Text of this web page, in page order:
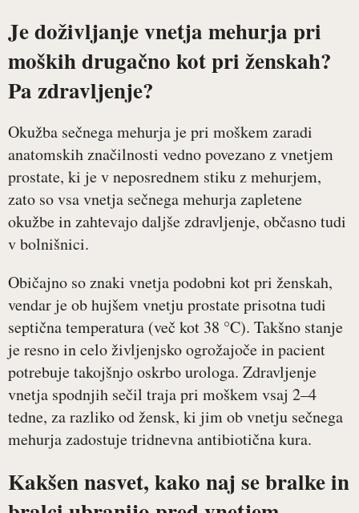
Je doživljanje vnetja mehurja pri
moških drugačno kot pri ženskah?
Pa zdravljenje?
Okužba sečnega mehurja je pri moškem zaradi
anatomskih značilnosti vedno povezano z vnetjem
prostate, ki je v neposrednem stiku z mehurjem,
zato so vsa vnetja sečnega mehurja zapletene
okužbe in zahtevajo daljše zdravljenje, občasno tudi
v bolnišnici.
Običajno so znaki vnetja podobni kot pri ženskah,
vendar je ob hujšem vnetju prostate prisotna tudi
septična temperatura (več kot 38 °C). Takšno stanje
je resno in celo življenjsko ogrožajoče in pacient
potrebuje takojšnjo oskrbo urologa. Zdravljenje
vnetja spodnjih sečil traja pri moškem vsaj 2–4
tedne, za razliko od žensk, ki jim ob vnetju sečnega
mehurja zadostuje tridnevna antibiotična kura.
Kakšen nasvet, kako naj se bralke in